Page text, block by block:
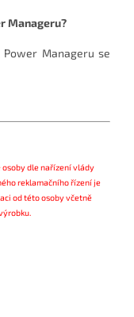
Manageru?
Manageru se
dle nařízení vlády
reklamačního řízení je
od této osoby včetně